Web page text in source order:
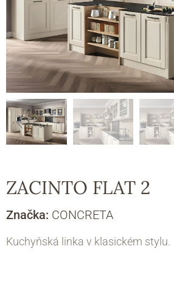
ZACINTO FLAT 2
Značka: CONCRETA
Kuchyňská linka v klasickém stylu.